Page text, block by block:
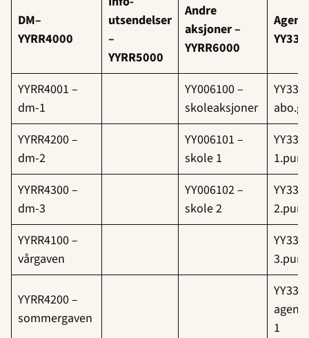
DM–
YYRR4000
utsendelser
–
YYRR5000
Andre
aksjoner –
YYRR6000
YYRR4001 –
dm-1
YY006100 –
skoleaksjoner
YYRR4200 –
dm-2
YY006101 –
skole 1
YYRR4300 –
dm-3
YY006102 –
skole 2
YYRR4100 –
vårgaven
YYRR4200 –
sommergaven
1